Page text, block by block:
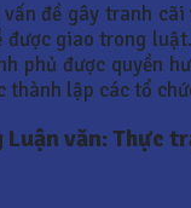
đề gây tranh
giao trong
phủ được quyền
lập các tổ
văn: Thực